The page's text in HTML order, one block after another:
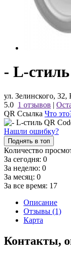
- L-стиль
ул. Зелинского, 32,
5.0 1 отзывов |
QR Ссылка Что
Нашли ошибку?
Поднять в топ
Количество
За сегодня: 0
За неделю: 0
За месяц: 0
За все время: 17
Описание
Отзывы (1)
Карта
Контакты,